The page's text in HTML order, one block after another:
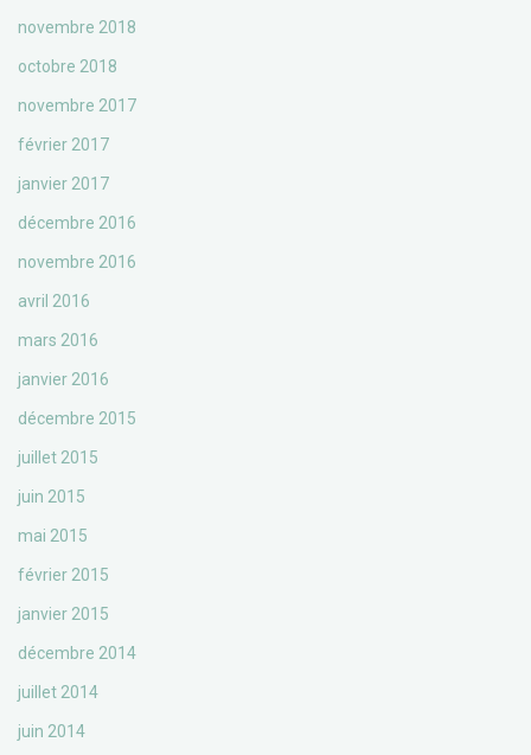
novembre 2018
octobre 2018
novembre 2017
février 2017
janvier 2017
décembre 2016
novembre 2016
avril 2016
mars 2016
janvier 2016
décembre 2015
juillet 2015
juin 2015
mai 2015
février 2015
janvier 2015
décembre 2014
juillet 2014
juin 2014